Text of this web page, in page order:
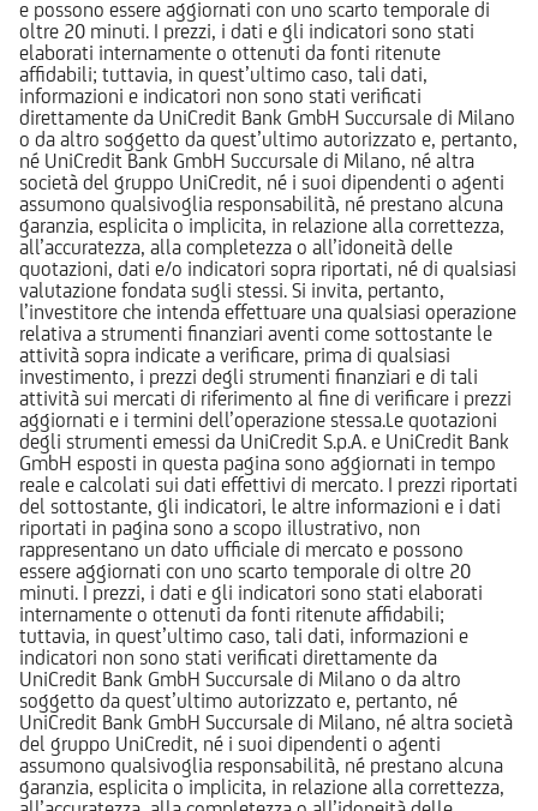
e possono essere aggiornati con uno scarto temporale di
oltre 20 minuti. I prezzi, i dati e gli indicatori sono stati
elaborati internamente o ottenuti da fonti ritenute
affidabili; tuttavia, in quest’ultimo caso, tali dati,
informazioni e indicatori non sono stati verificati
direttamente da UniCredit Bank GmbH Succursale di Milano
o da altro soggetto da quest’ultimo autorizzato e, pertanto,
né UniCredit Bank GmbH Succursale di Milano, né altra
società del gruppo UniCredit, né i suoi dipendenti o agenti
assumono qualsivoglia responsabilità, né prestano alcuna
garanzia, esplicita o implicita, in relazione alla correttezza,
all’accuratezza, alla completezza o all’idoneità delle
quotazioni, dati e/o indicatori sopra riportati, né di qualsiasi
valutazione fondata sugli stessi. Si invita, pertanto,
l’investitore che intenda effettuare una qualsiasi operazione
relativa a strumenti finanziari aventi come sottostante le
attività sopra indicate a verificare, prima di qualsiasi
investimento, i prezzi degli strumenti finanziari e di tali
attività sui mercati di riferimento al fine di verificare i prezzi
aggiornati e i termini dell’operazione stessa.Le quotazioni
degli strumenti emessi da UniCredit S.p.A. e UniCredit Bank
GmbH esposti in questa pagina sono aggiornati in tempo
reale e calcolati sui dati effettivi di mercato. I prezzi riportati
del sottostante, gli indicatori, le altre informazioni e i dati
riportati in pagina sono a scopo illustrativo, non
rappresentano un dato ufficiale di mercato e possono
essere aggiornati con uno scarto temporale di oltre 20
minuti. I prezzi, i dati e gli indicatori sono stati elaborati
internamente o ottenuti da fonti ritenute affidabili;
tuttavia, in quest’ultimo caso, tali dati, informazioni e
indicatori non sono stati verificati direttamente da
UniCredit Bank GmbH Succursale di Milano o da altro
soggetto da quest’ultimo autorizzato e, pertanto, né
UniCredit Bank GmbH Succursale di Milano, né altra società
del gruppo UniCredit, né i suoi dipendenti o agenti
assumono qualsivoglia responsabilità, né prestano alcuna
garanzia, esplicita o implicita, in relazione alla correttezza,